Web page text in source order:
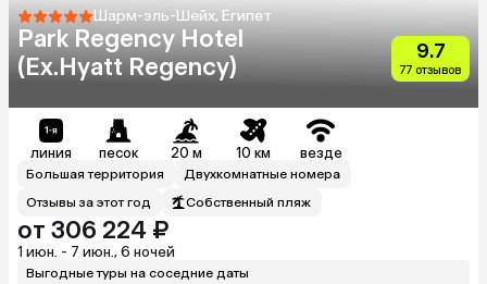
Шарм-эль-Шейх, Египет
Park Regency Hotel
(Ex.Hyatt Regency)
9.7
77 отзывов
линия песок 20 м 10 км везде
Большая территория
Двухкомнатные номера
Отзывы за этот год
Собственный пляж
от 306 224 ₽
1 июн. - 7 июн., 6 ночей
Выгодные туры на соседние даты